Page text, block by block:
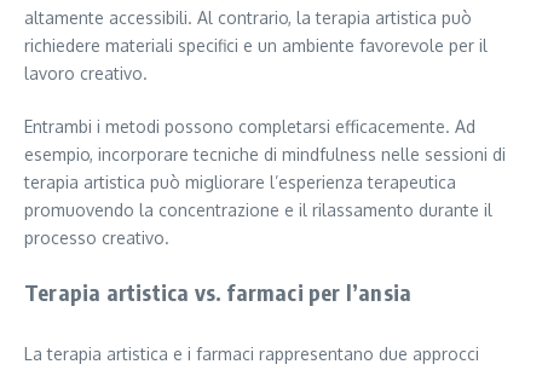
altamente accessibili. Al contrario, la terapia artistica può
richiedere materiali specifici e un ambiente favorevole per il
lavoro creativo.
Entrambi i metodi possono completarsi efficacemente. Ad
esempio, incorporare tecniche di mindfulness nelle sessioni di
terapia artistica può migliorare l’esperienza terapeutica
promuovendo la concentrazione e il rilassamento durante il
processo creativo.
Terapia artistica vs. farmaci per l’ansia
La terapia artistica e i farmaci rappresentano due approcci